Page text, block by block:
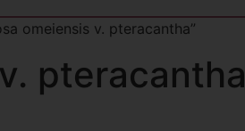
omeiensis v. pteracantha”
pteracantha